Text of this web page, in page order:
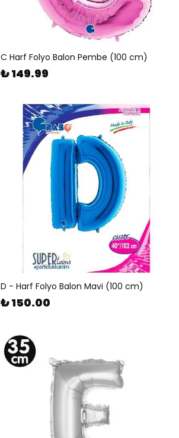
C Harf Folyo Balon Pembe (100 cm)
₺ 149.99
D - Harf Folyo Balon Mavi (100 cm)
₺ 150.00